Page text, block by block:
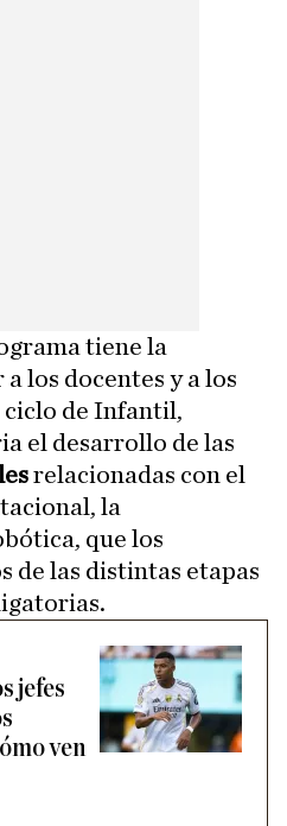
tiene la
los docentes y a los
ciclo de Infantil,
el desarrollo de las
relacionadas con el
la
que los
de las distintas etapas
jefes
ven